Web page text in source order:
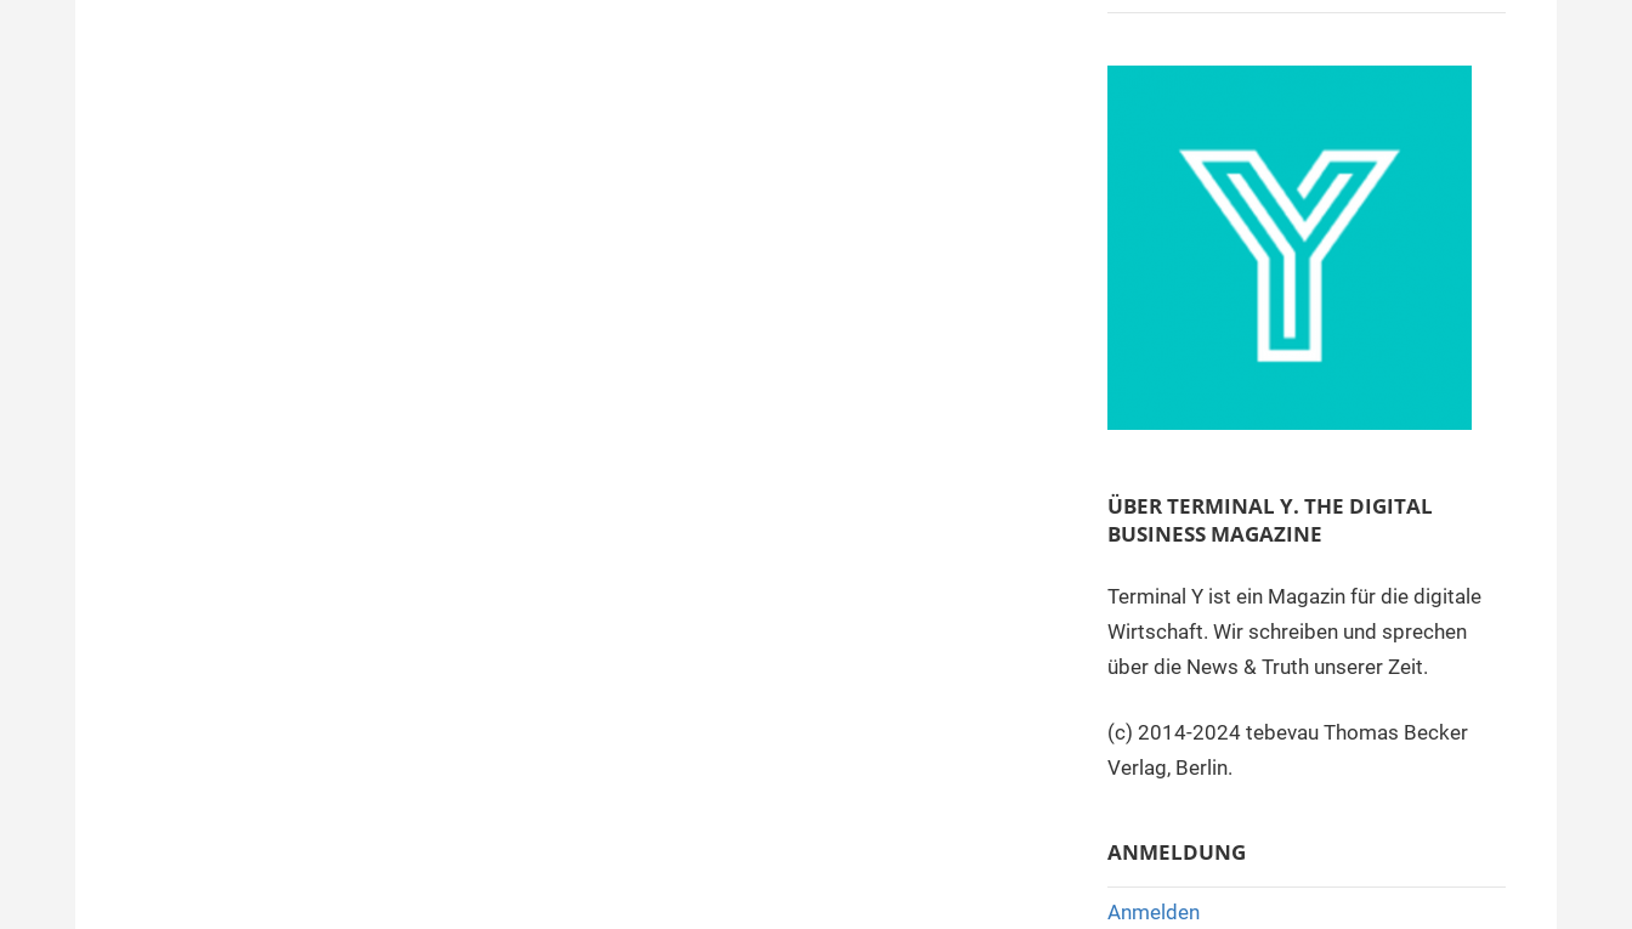
ÜBER TERMINAL Y. THE DIGITAL
BUSINESS MAGAZINE
Terminal Y ist ein Magazin für die digitale
Wirtschaft. Wir schreiben und sprechen
über die News & Truth unserer Zeit.
(c) 2014-2024 tebevau Thomas Becker
Verlag, Berlin.
ANMELDUNG
Anmelden